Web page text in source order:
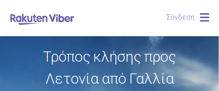
Σύνδεση
Τρόπος κλήσης προς
Λετονία από Γαλλία